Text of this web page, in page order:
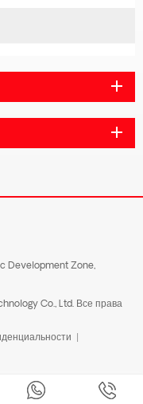
Development Zone,
Co., Ltd. Все права